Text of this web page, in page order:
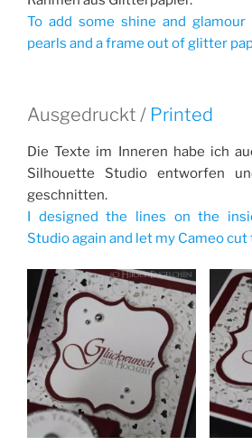
To add some shine and
pearls and a frame out of glitter
Ausgedruckt / Printed
Die Texte im Inneren habe ich
Silhouette Studio entworfen
geschnitten.
I designed the lines on the
Studio again and let my Cameo cut